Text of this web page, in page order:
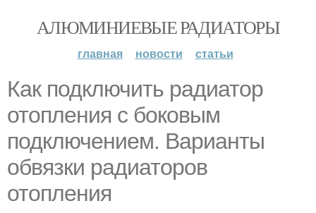
АЛЮМИНИЕВЫЕ РАДИАТОРЫ
главная новости статьи
Как подключить радиатор
отопления с боковым
подключением. Варианты
обвязки радиаторов
отопления